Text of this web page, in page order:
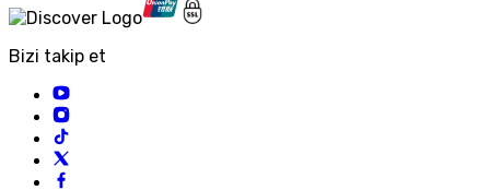
Bizi takip et